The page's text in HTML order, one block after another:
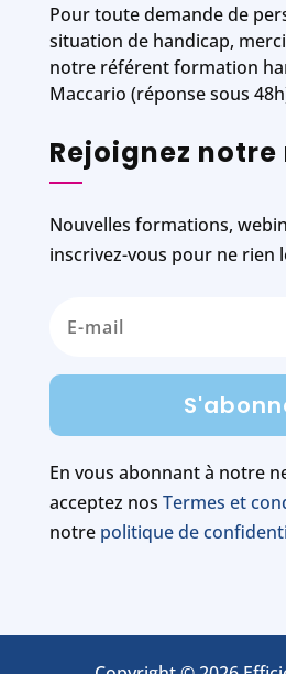
Pour toute demande de
situation de handicap,
notre référent formation
Maccario (réponse sous
Rejoignez
Nouvelles formations,
inscrivez-vous pour ne rien
En vous abonnant à notre
acceptez nos Termes et
notre politique de